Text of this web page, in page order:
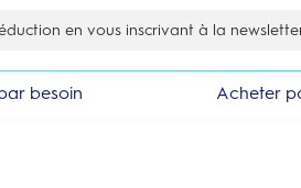
en vous inscrivant à la
besoin Acheter